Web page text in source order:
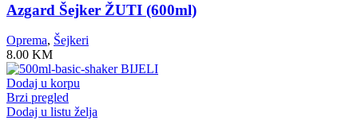
Azgard Šejker ŽUTI (600ml)
Oprema, Šejkeri
8.00 KM
Dodaj u korpu
Brzi pregled
Dodaj u listu želja